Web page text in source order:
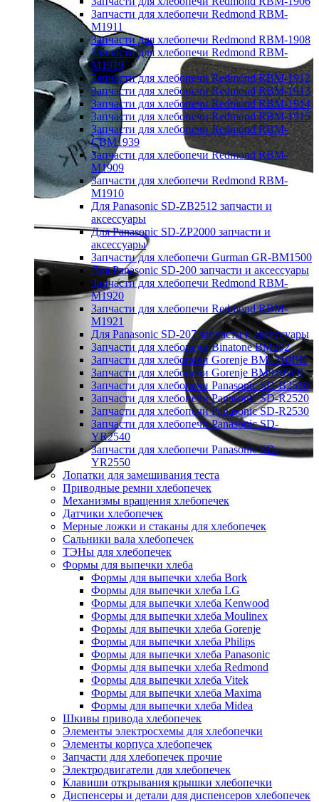
Запчасти для хлебопечи Redmond RBM-
M1911
Запчасти для хлебопечи Redmond RBM-1908
Запчасти для хлебопечи Redmond RBM-
M1919
Запчасти для хлебопечи Redmond RBM-1912
Запчасти для хлебопечи Redmond RBM-1913
Запчасти для хлебопечи Redmond RBM-1914
Запчасти для хлебопечи Redmond RBM-1915
Запчасти для хлебопечи Redmond RBM-
CBM1939
Запчасти для хлебопечи Redmond RBM-
M1909
Запчасти для хлебопечи Redmond RBM-
M1910
Для Panasonic SD-ZB2512 запчасти и
аксессуары
Для Panasonic SD-ZP2000 запчасти и
аксессуары
Запчасти для хлебопечи Gurman GR-BM1500
Для Panasonic SD-200 запчасти и аксессуары
Запчасти для хлебопечи Redmond RBM-
M1920
Запчасти для хлебопечи Redmond RBM-
M1921
Для Panasonic SD-207 запчасти и аксессуары
Запчасти для хлебопечи Binatone BM202
Запчасти для хлебопечи Gorenje BM1210BK
Запчасти для хлебопечи Gorenje BM910WII
Запчасти для хлебопечи Panasonic SD-B2510
Запчасти для хлебопечи Panasonic SD-R2520
Запчасти для хлебопечи Panasonic SD-R2530
Запчасти для хлебопечи Panasonic SD-
YR2540
Запчасти для хлебопечи Panasonic SD-
YR2550
Лопатки для замешивания теста
Приводные ремни хлебопечек
Механизмы вращения хлебопечек
Датчики хлебопечек
Мерные ложки и стаканы для хлебопечек
Сальники вала хлебопечек
ТЭНы для хлебопечек
Формы для выпечки хлеба
Формы для выпечки хлеба Bork
Формы для выпечки хлеба LG
Формы для выпечки хлеба Kenwood
Формы для выпечки хлеба Moulinex
Формы для выпечки хлеба Gorenje
Формы для выпечки хлеба Philips
Формы для выпечки хлеба Panasonic
Формы для выпечки хлеба Redmond
Формы для выпечки хлеба Vitek
Формы для выпечки хлеба Maxima
Формы для выпечки хлеба Midea
Шкивы привода хлебопечек
Элементы электросхемы для хлебопечки
Элементы корпуса хлебопечек
Запчасти для хлебопечек прочие
Электродвигатели для хлебопечек
Клавиши открывания крышки хлебопечки
Диспенсеры и детали для диспенсеров хлебопечек